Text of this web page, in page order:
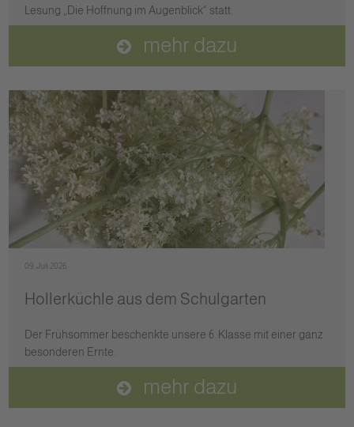
Lesung „Die Hoffnung im Augenblick“ statt.
mehr dazu
09. Juli 2026
Hollerküchle aus dem Schulgarten
Der Frühsommer beschenkte unsere 6. Klasse mit einer ganz
besonderen Ernte.
mehr dazu